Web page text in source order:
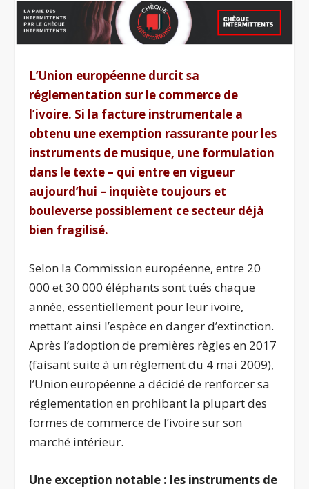
L’Union européenne durcit sa
réglementation sur le commerce de
l’ivoire. Si la facture instrumentale a
obtenu une exemption rassurante pour les
instruments de musique, une formulation
dans le texte – qui entre en vigueur
aujourd’hui – inquiète toujours et
bouleverse possiblement ce secteur déjà
bien fragilisé.
Selon la Commission européenne, entre 20
000 et 30 000 éléphants sont tués chaque
année, essentiellement pour leur ivoire,
mettant ainsi l’espèce en danger d’extinction.
Après l’adoption de premières règles en 2017
(faisant suite à un règlement du 4 mai 2009),
l’Union européenne a décidé de renforcer sa
réglementation en prohibant la plupart des
formes de commerce de l’ivoire sur son
marché intérieur.
Une exception notable : les instruments de